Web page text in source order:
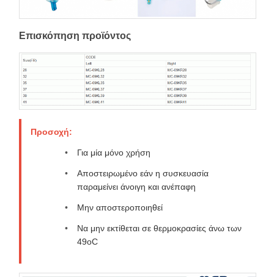
Επισκόπηση προϊόντος
Προσοχή:
Για μία μόνο χρήση
Αποστειρωμένο εάν η συσκευασία
παραμείνει άνοιγη και ανέπαφη
Μην αποστεροποιηθεί
Να μην εκτίθεται σε θερμοκρασίες άνω των
49oC